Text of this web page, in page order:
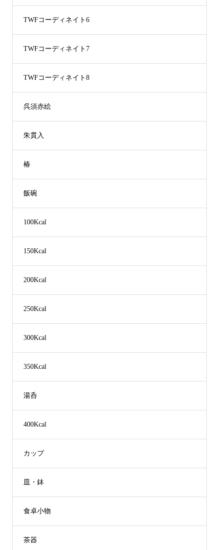
TWFコーディネイト6
TWFコーディネイト7
TWFコーディネイト8
呉須赤絵
朱貫入
椿
飯碗
100Kcal
150Kcal
200Kcal
250Kcal
300Kcal
350Kcal
湯呑
400Kcal
カップ
皿・鉢
食卓小物
茶器